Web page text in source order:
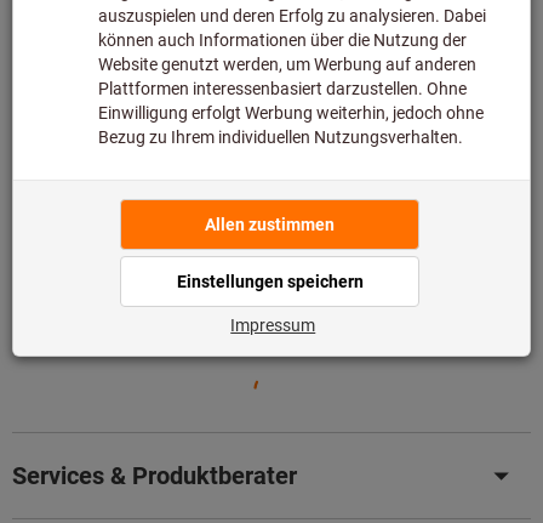
Produktdetails
Downloads & Dokumente
Services & Produktberater